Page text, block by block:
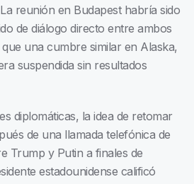
reunión en Budapest habría sido
de diálogo directo entre ambos
una cumbre similar en Alaska,
suspendida sin resultados
diplomáticas, la idea de retomar
de una llamada telefónica de
Trump y Putin a finales de
estadounidense calificó